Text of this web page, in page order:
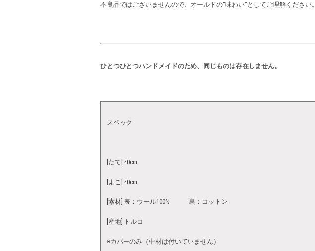
不良品ではございませんので、オールドの“味わい”としてご理解ください。
ひとつひとつハンドメイドのため、同じものは存在しません。
スペック
[たて] 40cm
[よこ] 40cm
[素材] 表：ウール100% 裏：コットン
[産地] トルコ
※カバーのみ（中材は付いていません）